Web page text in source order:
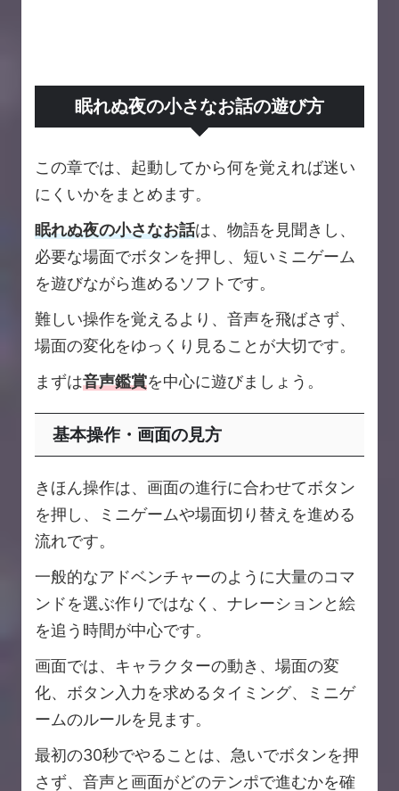
眠れぬ夜の小さなお話の遊び方
この章では、起動してから何を覚えれば迷い
にくいかをまとめます。
眠れぬ夜の小さなお話は、物語を見聞きし、
必要な場面でボタンを押し、短いミニゲーム
を遊びながら進めるソフトです。
難しい操作を覚えるより、音声を飛ばさず、
場面の変化をゆっくり見ることが大切です。
まずは音声鑑賞を中心に遊びましょう。
基本操作・画面の見方
きほん操作は、画面の進行に合わせてボタン
を押し、ミニゲームや場面切り替えを進める
流れです。
一般的なアドベンチャーのように大量のコマ
ンドを選ぶ作りではなく、ナレーションと絵
を追う時間が中心です。
画面では、キャラクターの動き、場面の変
化、ボタン入力を求めるタイミング、ミニゲ
ームのルールを見ます。
最初の30秒でやることは、急いでボタンを押
さず、音声と画面がどのテンポで進むかを確